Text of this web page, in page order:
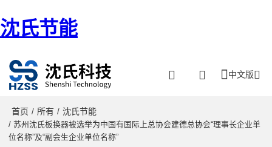
沈氏节能
中文版
首页 / 所有 / 沈氏节能
/ 苏州沈氏板换器被选举为中国有国际上总协会建德总协会“理事长企业单
位名称”及“副会生企业单位名称”